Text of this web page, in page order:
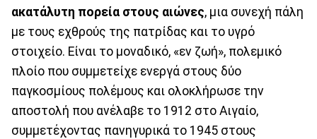
ακατάλυτη πορεία στους αιώνες, μια συνεχή πάλη
με τους εχθρούς της πατρίδας και το υγρό
στοιχείο. Είναι το μοναδικό, «εν ζωή», πολεμικό
πλοίο που συμμετείχε ενεργά στους δύο
παγκοσμίους πολέμους και ολοκλήρωσε την
αποστολή που ανέλαβε το 1912 στο Αιγαίο,
συμμετέχοντας πανηγυρικά το 1945 στους